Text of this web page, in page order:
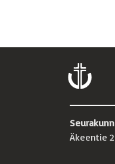
Äkeentie 2